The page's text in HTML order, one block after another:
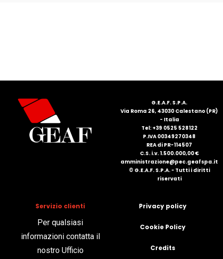
G.E.A.F. S.P.A.
Via Roma 26, 43030 Calestano (PR)
- Italia
Tel: +39 0525 528122
P.IVA 00349270348
REA di PR-114507
C.S. i.v. 1.500.000,00 €
amministrazione@pec.geafspa.it
© G.E.A.F. S.P.A. - Tutti i diritti
riservati
Servizio clienti
Per qualsiasi
informazioni contatta il
nostro Ufficio
Privacy policy
Cookie Policy
Credits